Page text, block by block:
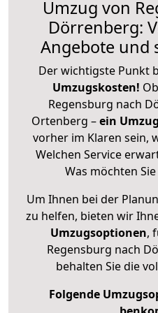
Umzug von
Dörrenberg:
Angebote und
Der wichtigste Punkt
Umzugskosten!
Regensburg nach
Ortenberg –ein
vorher im Klaren sein,
Welchen Service
Was möchten
Um Ihnen bei der
zu helfen, bieten wir
Umzugsoptionen,
Regensburg nach
behalten Sie die
Folgende